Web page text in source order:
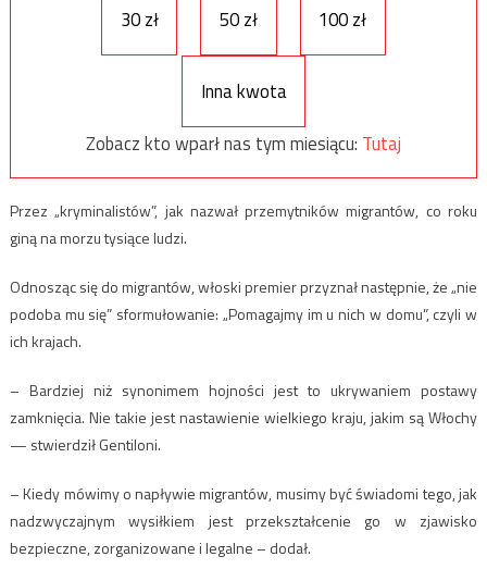
30 zł 50 zł 100 zł
Inna kwota
Zobacz kto wparł nas tym miesiącu: Tutaj
Przez „kryminalistów”, jak nazwał przemytników migrantów, co roku
giną na morzu tysiące ludzi.
Odnosząc się do migrantów, włoski premier przyznał następnie, że „nie
podoba mu się” sformułowanie: „Pomagajmy im u nich w domu”, czyli w
ich krajach.
– Bardziej niż synonimem hojności jest to ukrywaniem postawy
zamknięcia. Nie takie jest nastawienie wielkiego kraju, jakim są Włochy
— stwierdził Gentiloni.
– Kiedy mówimy o napływie migrantów, musimy być świadomi tego, jak
nadzwyczajnym wysiłkiem jest przekształcenie go w zjawisko
bezpieczne, zorganizowane i legalne – dodał.